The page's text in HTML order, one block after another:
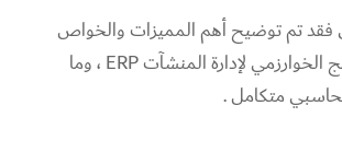
تم توضيح أهم المميزات والخواص
التي يمتاز بها برنامج الخوارزمي لإدارة المنشآت ERP ، وما
متكامل.